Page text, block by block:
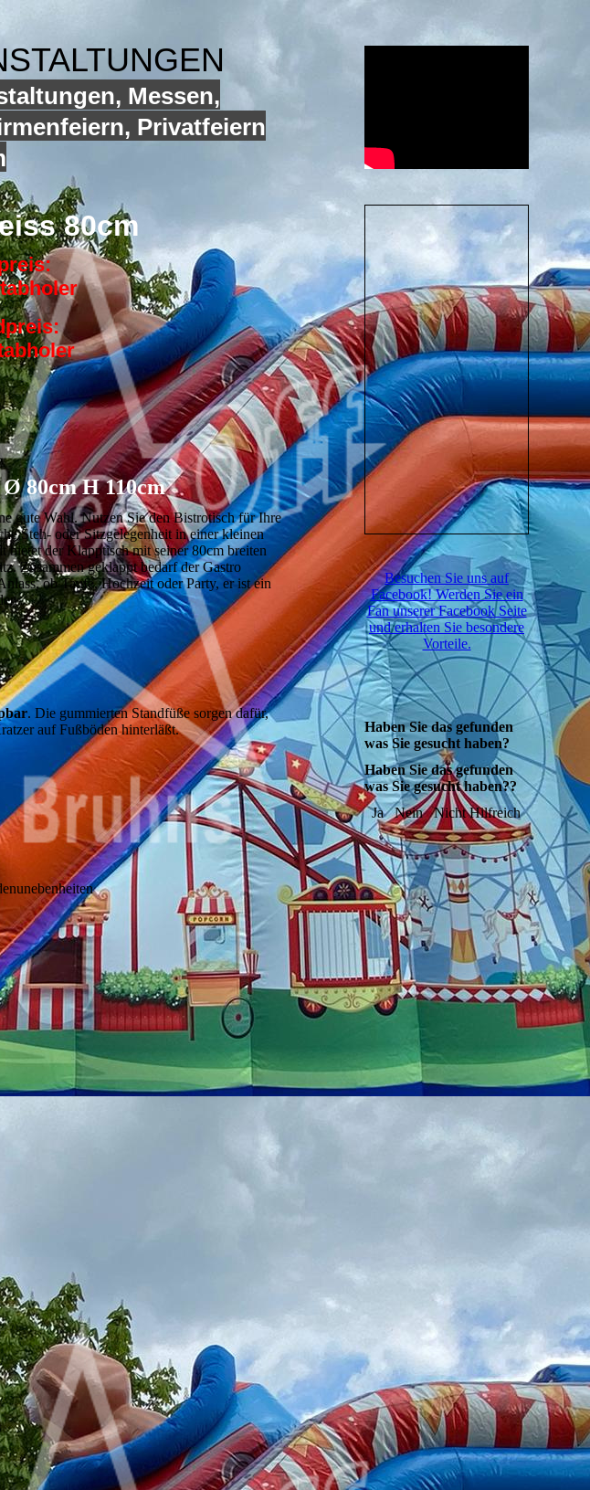
Messen,
Privatfeiern
80cm
80cm H 110cm
gute Wahl. Nutzen Sie den Bistrotisch für Ihre
Steh- oder Sitzgelegenheit in einer kleinen
bietet der Klapptisch mit seiner 80cm breiten
Zusammen geklappt bedarf der Gastro
ob Taufe, Hochzeit oder Party, er ist ein
. Die gummierten Standfüße sorgen dafür,
auf Fußböden hinterläßt.
Besuchen Sie uns auf
Facebook! Werden Sie ein
Fan unserer Facebook Seite
und erhalten Sie besondere
Vorteile.
Haben Sie das gefunden
was Sie gesucht haben?
Haben Sie das gefunden
was Sie gesucht haben??
Ja
Nein Nicht Hilfreich